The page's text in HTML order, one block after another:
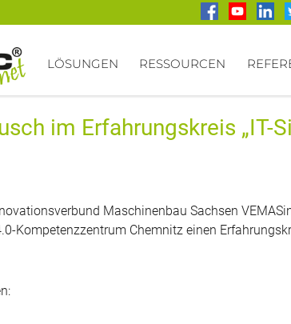
LÖSUNGEN RESSOURCEN
im Erfahrungskreis „IT-
Maschinenbau Sachsen
Kompetenzzentrum Chemnitz einen